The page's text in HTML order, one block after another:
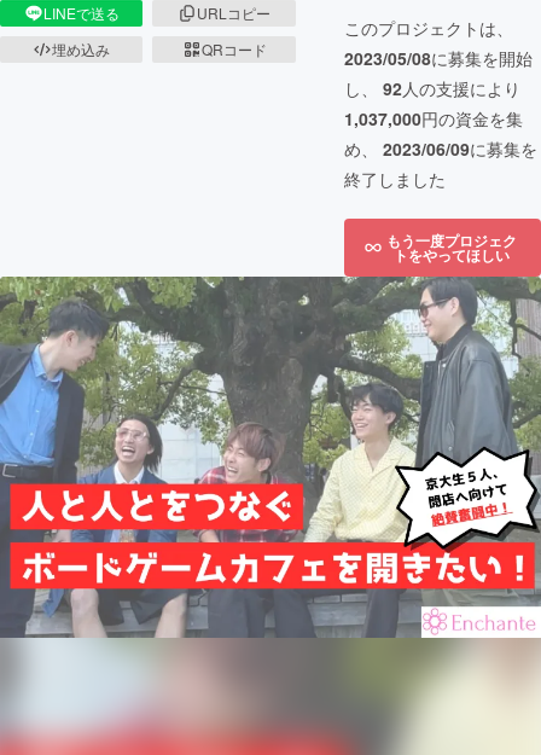
LINEで送る
URLコピー
埋め込み
QRコード
このプロジェクトは、
2023/05/08に募集を開始
し、 92人の支援により
1,037,000円の資金を集
め、 2023/06/09に募集を
終了しました
もう一度プロジェク
トをやってほしい